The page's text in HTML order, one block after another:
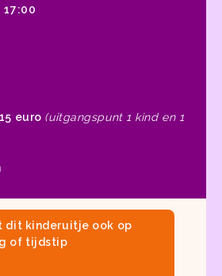
17:00
euro (uitgangspunt 1 kind en 1
dit kinderuitje ook op
of tijdstip